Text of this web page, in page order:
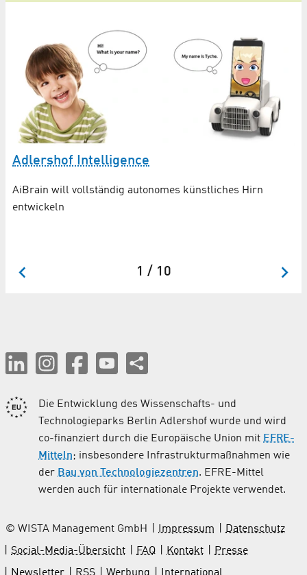
Adlershof Intelligence
AiBrain will vollständig autonomes künstliches Hirn
entwickeln
1 / 10
Die Entwicklung des Wissenschafts- und
Technologieparks Berlin Adlershof wurde und wird
co-finanziert durch die Europäische Union mit EFRE-
Mitteln; insbesondere Infrastrukturmaßnahmen wie
der Bau von Technologiezentren. EFRE-Mittel
werden auch für internationale Projekte verwendet.
© WISTA Management GmbH Impressum
Datenschutz
Social-Media-Übersicht
FAQ Kontakt
Presse
Newsletter
RSS Werbung International